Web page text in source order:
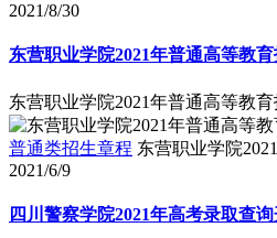
2021/8/30
东营职业学院2021年普通高等教育
东营职业学院2021年普通高等教
普通类招生章程 东营职业学院
2021/6/9
四川警察学院2021年高考录取查